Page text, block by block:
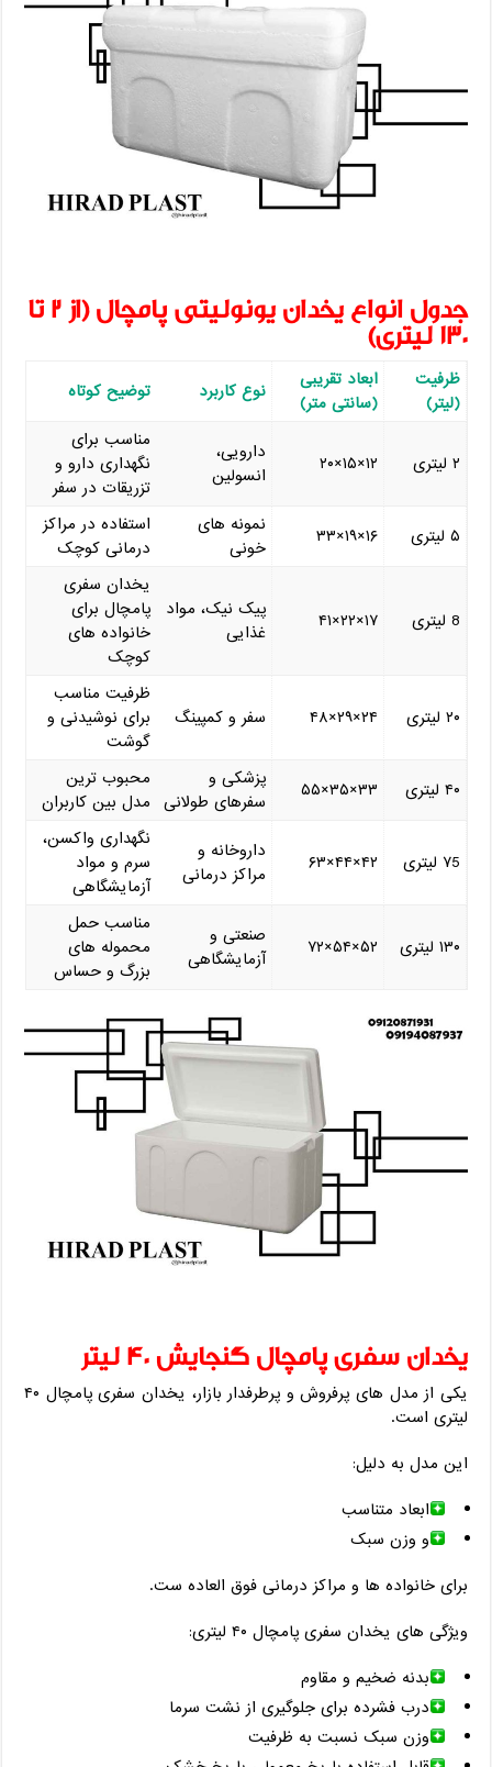
جدول انواع یخدان یونولیتی پامچال (از ۲ تا
۱۳۰ لیتری)
ظرفیت
(لیتر)
ابعاد تقریبی
(سانتی ‌متر)
نوع کاربرد توضیح کوتاه
۲ لیتری ۱۲×۱۵×۲۰
دارویی،
انسولین
مناسب برای
نگهداری دارو و
تزریقات در سفر
۵ لیتری
۱۶×۱۹×۳۳
نمونه ‌های
خونی
استفاده در مراکز
درمانی کوچک
8 لیتری ۱۷×۲۲×۴۱
پیک‌ نیک، مواد
غذایی
یخدان سفری
پامچال برای
خانواده ‌های
کوچک
۲۰ لیتری ۲۴×۲۹×۴۸ سفر و کمپینگ
ظرفیت مناسب
برای نوشیدنی و
گوشت
۴۰ لیتری
۳۳×۳۵×۵۵
پزشکی و
سفرهای طولانی
محبوب ‌ترین
مدل بین کاربران
۷5 لیتری ۴۲×۴۴×۶۳
داروخانه و
مراکز درمانی
نگهداری واکسن،
سرم و مواد
آزمایشگاهی
۱۳۰ لیتری ۵۲×۵۴×۷۲
صنعتی و
آزمایشگاهی
مناسب حمل
محموله‌ های
بزرگ و حساس
یخدان سفری پامچال گنجایش ۴۰ لیتر
یکی از مدل‌ های پرفروش و پرطرفدار بازار، یخدان سفری پامچال ۴۰
لیتری است.
این مدل به ‌دلیل:
ابعاد متناسب
و وزن سبک
برای خانواده‌ ها و مراکز درمانی فوق ‌العاده ‌ست.
ویژگی‌ های یخدان سفری پامچال ۴۰ لیتری:
بدنه ضخیم و مقاوم
درب فشرده برای جلوگیری از نشت سرما
وزن سبک نسبت به ظرفیت